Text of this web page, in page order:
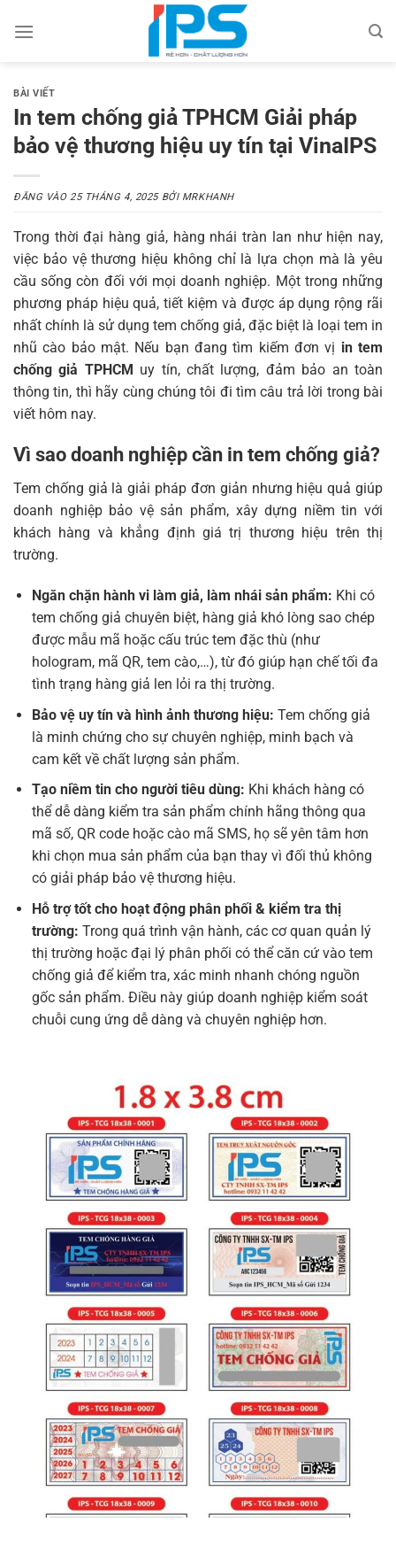
qua
BÀI VIẾT
In tem chống giả TPHCM Giải pháp
bảo vệ thương hiệu uy tín tại VinaIPS
ĐĂNG VÀO 25 THÁNG 4, 2025 BỞI MRKHANH
Trong thời đại hàng giả, hàng nhái tràn lan như hiện nay,
việc bảo vệ thương hiệu không chỉ là lựa chọn mà là yêu
cầu sống còn đối với mọi doanh nghiệp. Một trong những
phương pháp hiệu quả, tiết kiệm và được áp dụng rộng rãi
nhất chính là sử dụng tem chống giả, đặc biệt là loại tem in
nhũ cào bảo mật. Nếu bạn đang tìm kiếm đơn vị in tem
chống giả TPHCM uy tín, chất lượng, đảm bảo an toàn
thông tin, thì hãy cùng chúng tôi đi tìm câu trả lời trong bài
viết hôm nay.
Vì sao doanh nghiệp cần in tem chống giả?
Tem chống giả là giải pháp đơn giản nhưng hiệu quả giúp
doanh nghiệp bảo vệ sản phẩm, xây dựng niềm tin với
khách hàng và khẳng định giá trị thương hiệu trên thị
trường.
Ngăn chặn hành vi làm giả, làm nhái sản phẩm: Khi có
tem chống giả chuyên biệt, hàng giả khó lòng sao chép
được mẫu mã hoặc cấu trúc tem đặc thù (như
hologram, mã QR, tem cào,…), từ đó giúp hạn chế tối đa
tình trạng hàng giả len lỏi ra thị trường.
Bảo vệ uy tín và hình ảnh thương hiệu: Tem chống giả
là minh chứng cho sự chuyên nghiệp, minh bạch và
cam kết về chất lượng sản phẩm.
Tạo niềm tin cho người tiêu dùng: Khi khách hàng có
thể dễ dàng kiểm tra sản phẩm chính hãng thông qua
mã số, QR code hoặc cào mã SMS, họ sẽ yên tâm hơn
khi chọn mua sản phẩm của bạn thay vì đối thủ không
có giải pháp bảo vệ thương hiệu.
Hỗ trợ tốt cho hoạt động phân phối & kiểm tra thị
trường: Trong quá trình vận hành, các cơ quan quản lý
thị trường hoặc đại lý phân phối có thể căn cứ vào tem
chống giả để kiểm tra, xác minh nhanh chóng nguồn
gốc sản phẩm. Điều này giúp doanh nghiệp kiểm soát
chuỗi cung ứng dễ dàng và chuyên nghiệp hơn.